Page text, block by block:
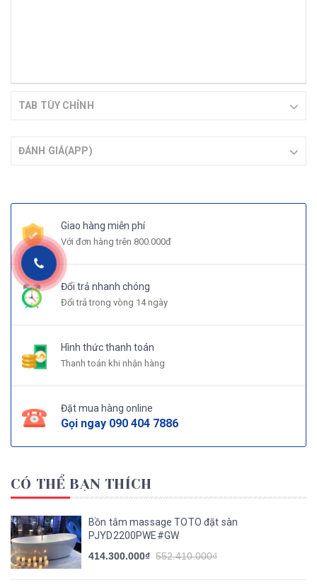
TAB TÙY CHỈNH
ĐÁNH GIÁ(APP)
Giao hàng miễn phí
Với đơn hàng trên 800.000đ
Đổi trả nhanh chóng
Đổi trả trong vòng 14 ngày
Hình thức thanh toán
Thanh toán khi nhận hàng
Đặt mua hàng online
Gọi ngay 090 404 7886
CÓ THỂ BẠN THÍCH
Bồn tắm massage TOTO đặt sàn
PJYD2200PWE#GW
414.300.000₫ 552.410.000₫